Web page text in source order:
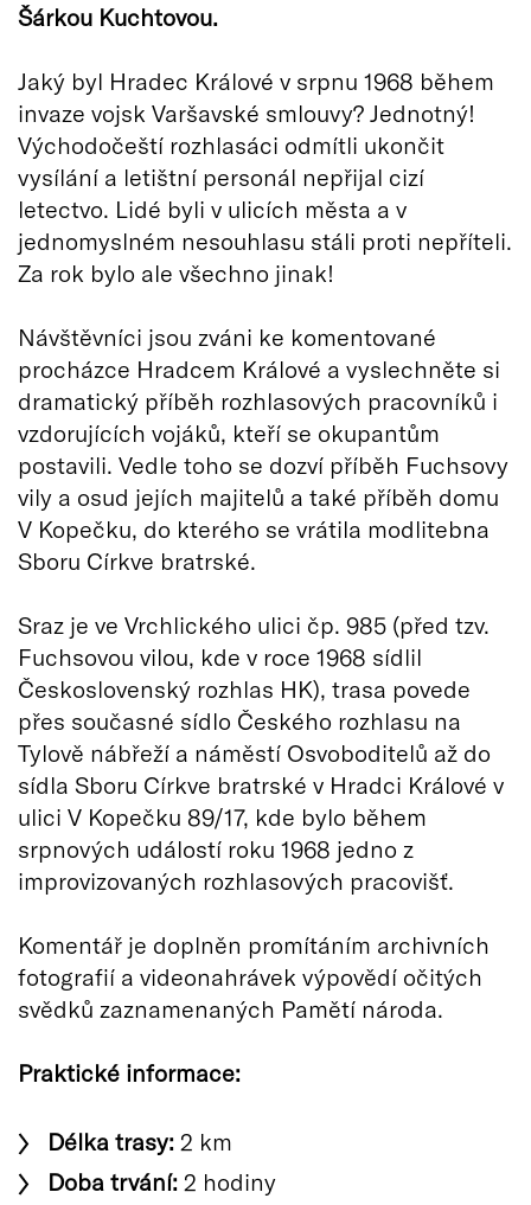
Šárkou Kuchtovou.
Jaký byl Hradec Králové v srpnu 1968 během
invaze vojsk Varšavské smlouvy? Jednotný!
Východočeští rozhlasáci odmítli ukončit
vysílání a letištní personál nepřijal cizí
letectvo. Lidé byli v ulicích města a v
jednomyslném nesouhlasu stáli proti nepříteli.
Za rok bylo ale všechno jinak!
Návštěvníci jsou zváni ke komentované
procházce Hradcem Králové a vyslechněte si
dramatický příběh rozhlasových pracovníků i
vzdorujících vojáků, kteří se okupantům
postavili. Vedle toho se dozví příběh Fuchsovy
vily a osud jejích majitelů a také příběh domu
V Kopečku, do kterého se vrátila modlitebna
Sboru Církve bratrské.
Sraz je ve Vrchlického ulici čp. 985 (před tzv.
Fuchsovou vilou, kde v roce 1968 sídlil
Československý rozhlas HK), trasa povede
přes současné sídlo Českého rozhlasu na
Tylově nábřeží a náměstí Osvoboditelů až do
sídla Sboru Církve bratrské v Hradci Králové v
ulici V Kopečku 89/17, kde bylo během
srpnových událostí roku 1968 jedno z
improvizovaných rozhlasových pracovišť.
Komentář je doplněn promítáním archivních
fotografií a videonahrávek výpovědí očitých
svědků zaznamenaných Pamětí národa.
Praktické informace:
Délka trasy: 2 km
Doba trvání: 2 hodiny